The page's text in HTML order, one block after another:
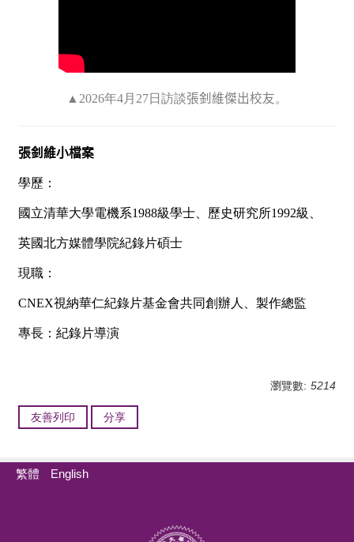
▲2026年4月27日訪談張釗維傑出校友。
張釗維小檔案
學歷：
國立清華大學電機系1988級學士、歷史研究所1992級、
英國北方媒體學院紀錄片碩士
現職：
CNEX視納華仁紀錄片基金會共同創辦人、製作總監
專長：紀錄片導演
瀏覽數: 5214
友善列印 分享
繁體 English